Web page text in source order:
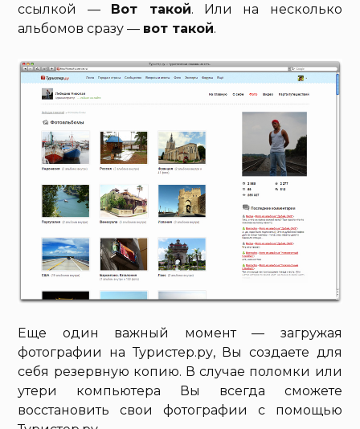
ссылкой — Вот такой. Или на несколько
альбомов сразу — вот такой.
Еще один важный момент — загружая
фотографии на Туристер.ру, Вы создаете для
себя резервную копию. В случае поломки или
утери компьютера Вы всегда сможете
восстановить свои фотографии с помощью